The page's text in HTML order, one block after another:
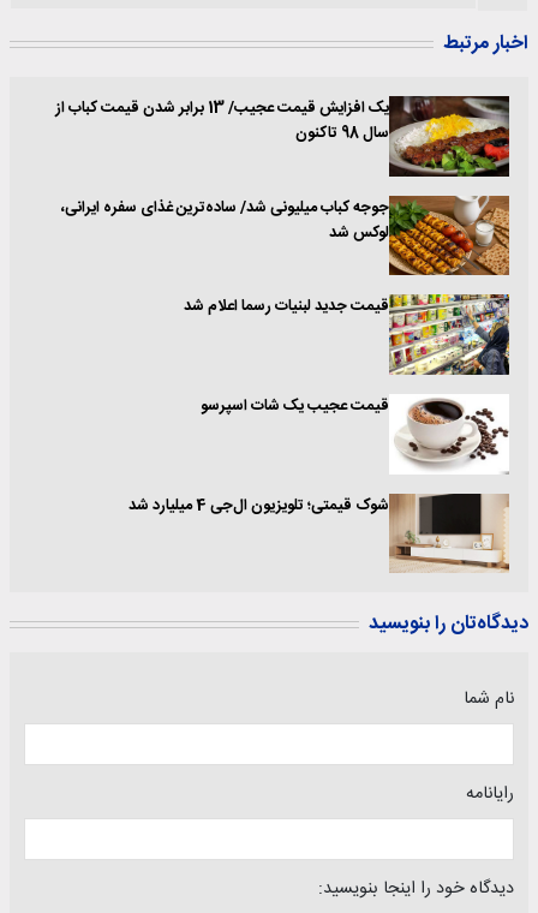
اخبار مرتبط
یک افزایش قیمت عجیب/ 13 برابر شدن قیمت کباب از
سال 98 تاکنون
جوجه‌ کباب میلیونی شد/ ساده‌ترین غذای سفره ایرانی،
لوکس شد
قیمت جدید لبنیات رسما اعلام شد
قیمت عجیب یک شات اسپرسو
شوک قیمتی؛ تلویزیون ال‌جی 4 میلیارد شد
دیدگاه‌تان را بنویسید
نام شما
رایانامه
دیدگاه خود را اینجا بنویسید: